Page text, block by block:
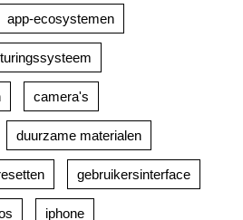
app-ecosystemen
camera's
duurzame materialen
gebruikersinterface
iphone